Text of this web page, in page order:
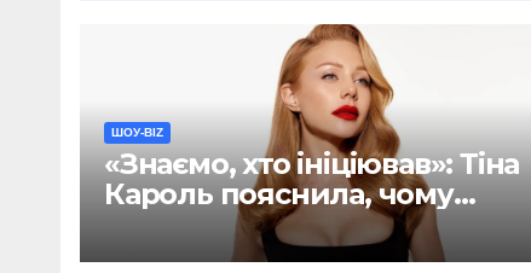
ШОУ-BIZ
«Знаємо, хто ініціював»: Тіна
Кароль пояснила, чому
хейт навколо її пісні був
спланований (ФОТО)